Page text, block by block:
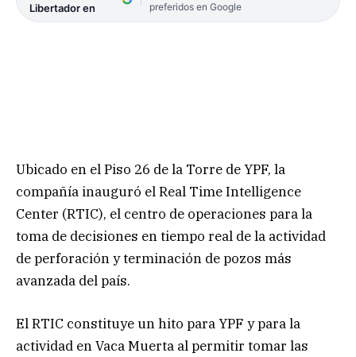
Libertador en
preferidos en Google
Ubicado en el Piso 26 de la Torre de YPF, la
compañía inauguró el Real Time Intelligence
Center (RTIC), el centro de operaciones para la
toma de decisiones en tiempo real de la actividad
de perforación y terminación de pozos más
avanzada del país.
El RTIC constituye un hito para YPF y para la
actividad en Vaca Muerta al permitir tomar las